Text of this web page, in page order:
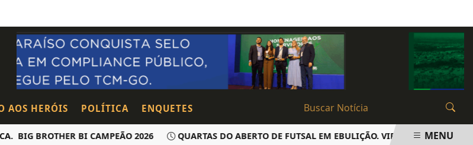
AOS HERÓIS POLÍTICA ENQUETES
BIG BROTHER BI CAMPEÃO 2026 QUARTAS DO ABERTO DE FUTSAL EM EBULIÇÃO. VIRADAS E EMOÇÃO
MENU